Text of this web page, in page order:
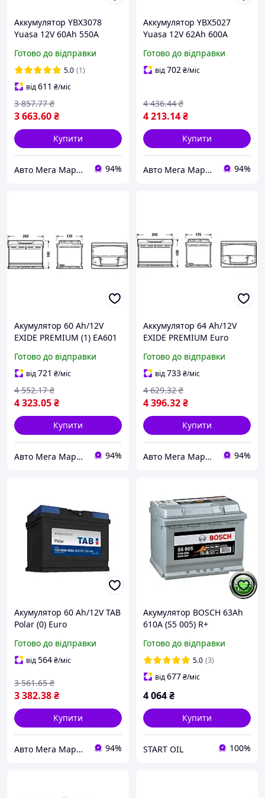
Аккумулятор YBX3078
Yuasa 12V 60Ah 550A
Готово до відправки
5.0 (1)
від611 ₴/міс
3 663.60₴
3 857.77 ₴
Купити
Авто Мега Маркет 94%
Аккумулятор YBX5027
Yuasa 12V 62Ah 600A
Готово до відправки
від702₴/міс
4 213.14₴
4 436.44 ₴
Купити
Авто Мега Маркет 94%
Акумулятор 60 Ah/12V
EXIDE PREMIUM (1) EA601
Готово до відправки
від721 ₴/міс
4 323.05₴
4 552.17 ₴
Купити
Авто Мега Маркет 94%
Аккумулятор 64 Ah/12V
EXIDE PREMIUM Euro
Готово до відправки
від733₴/міс
4 396.32₴
4 629.32 ₴
Купити
Авто Мега Маркет 94%
Акумулятор 60 Ah/12V TAB
Polar (0) Euro
Готово до відправки
від564₴/міс
3 382.38₴
3 561.65 ₴
Купити
Авто Мега Маркет 94%
Акумулятор BOSCH 63Ah
610A (S5 005) R+
Готово до відправки
5.0 (3)
від677₴/міс
4 064₴
Купити
START OIL 100%